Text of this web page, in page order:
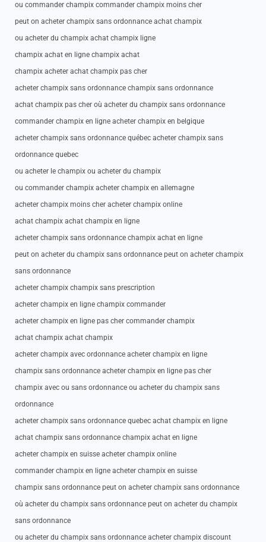
ou commander champix commander champix moins cher
peut on acheter champix sans ordonnance achat champix
ou acheter du champix achat champix ligne
champix achat en ligne champix achat
champix acheter achat champix pas cher
acheter champix sans ordonnance champix sans ordonnance
achat champix pas cher où acheter du champix sans ordonnance
commander champix en ligne acheter champix en belgique
acheter champix sans ordonnance québec acheter champix sans
ordonnance quebec
ou acheter le champix ou acheter du champix
ou commander champix acheter champix en allemagne
acheter champix moins cher acheter champix online
achat champix achat champix en ligne
acheter champix sans ordonnance champix achat en ligne
peut on acheter du champix sans ordonnance peut on acheter champix
sans ordonnance
acheter champix champix sans prescription
acheter champix en ligne champix commander
acheter champix en ligne pas cher commander champix
achat champix achat champix
acheter champix avec ordonnance acheter champix en ligne
champix sans ordonnance acheter champix en ligne pas cher
champix avec ou sans ordonnance ou acheter du champix sans
ordonnance
acheter champix sans ordonnance quebec achat champix en ligne
achat champix sans ordonnance champix achat en ligne
acheter champix en suisse acheter champix online
commander champix en ligne acheter champix en suisse
champix sans ordonnance peut on acheter champix sans ordonnance
où acheter du champix sans ordonnance peut on acheter du champix
sans ordonnance
ou acheter du champix sans ordonnance acheter champix discount